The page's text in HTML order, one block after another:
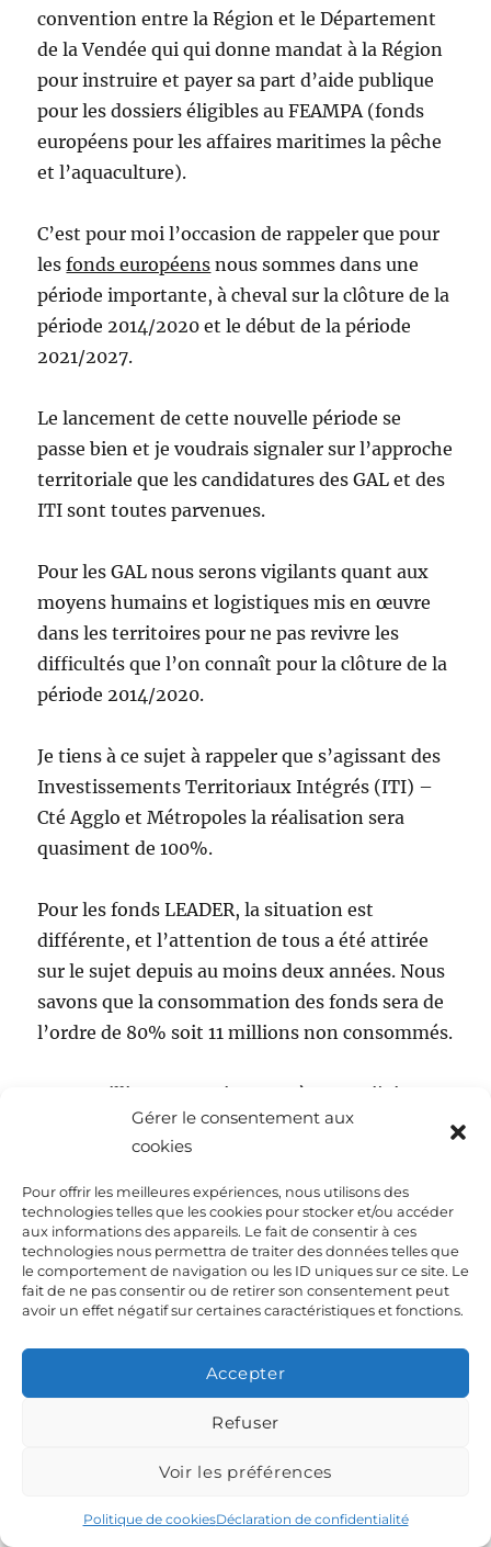
Gérer le consentement aux
cookies
Pour offrir les meilleures expériences, nous utilisons des
technologies telles que les cookies pour stocker et/ou accéder
aux informations des appareils. Le fait de consentir à ces
technologies nous permettra de traiter des données telles que
le comportement de navigation ou les ID uniques sur ce site. Le
fait de ne pas consentir ou de retirer son consentement peut
avoir un effet négatif sur certaines caractéristiques et fonctions.
Accepter
Refuser
Voir les préférences
Politique de cookiesDéclaration de confidentialité
convention entre la Région et le Département
de la Vendée qui qui donne mandat à la Région
pour instruire et payer sa part d’aide publique
pour les dossiers éligibles au FEAMPA (fonds
européens pour les affaires maritimes la pêche
et l’aquaculture).
C’est pour moi l’occasion de rappeler que pour
lesfonds européens nous sommes dans une
période importante, à cheval sur la clôture de la
période 2014/2020 et le début de la période
2021/2027.
Le lancement de cette nouvelle période se
passe bien et je voudrais signaler sur l’approche
territoriale que les candidatures des GAL et des
ITI sont toutes parvenues.
Pour les GAL nous serons vigilants quant aux
moyens humains et logistiques mis en œuvre
dans les territoires pour ne pas revivre les
difficultés que l’on connaît pour la clôture de la
période 2014/2020.
Je tiens à ce sujet à rappeler que s’agissant des
Investissements Territoriaux Intégrés (ITI) –
Cté Agglo et Métropoles la réalisation sera
quasiment de 100%.
Pour les fonds LEADER, la situation est
différente, et l’attention de tous a été attirée
sur le sujet depuis au moins deux années. Nous
savons que la consommation des fonds sera de
l’ordre de 80% soit 11 millions non consommés.
Ces 11 millions contrairement à ce que j’ai pu
lire ne seront pas perdus : nous les avons
transférés à hauteur de 7,7 millions sur les
politiques agricoles en Pays de la Loire.
Quant aux quatre qui restent effectivement il y
a risque de restitution mais nous avons dû faire
des arbitrages courageux la Région pour ne pas
La difficulté vient des niveaux très différents
de capacité des GAL à traiter les dossiers
puisque si certains arrivent à ce jour à 60% de